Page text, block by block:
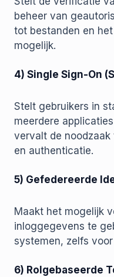
beheer van
tot bestanden en
mogelijk.
4) Single Sign-On
Stelt gebruikers in
meerdere
vervalt de
en authenticatie.
5) Gefedereerde
Maakt het mogelijk
inloggegevens te
systemen, zelfs
6) Rolgebaseerde